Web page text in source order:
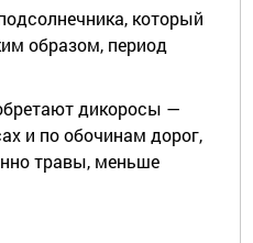
который
образом, период
дикоросы —
и по обочинам дорог,
травы, меньше